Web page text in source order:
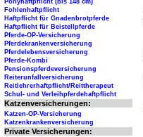
Ponyhaftpflicht (bis 148 cm)
Fohlenhaftpflicht
Haftpflicht für Gnadenbrotpferde
Haftpflicht für Beistellpferde
Pferde-OP-Versicherung
Pferdekrankenversicherung
Pferdelebensversicherung
Pferde-Kombi
Pensionspferdeversicherung
Reiterunfallversicherung
Reitlehrerhaftpflicht/Reittherapeut
Schul- und Verleihpferdehaftpflicht
Katzenversicherungen:
Katzen-OP-Versicherung
Katzenkrankenversicherung
Private Versicherungen: